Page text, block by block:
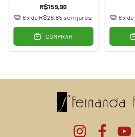
R$159,90
6x de R$26,65 sem juros
COMPRAR
6 x de